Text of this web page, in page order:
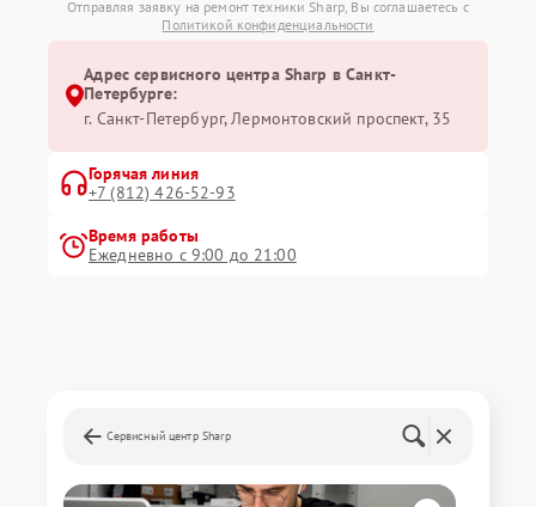
Отправляя заявку на ремонт техники Sharp, Вы соглашаетесь с
Политикой конфиденциальности
Адрес сервисного центра Sharp в Санкт-
Петербурге:
г. Санкт-Петербург, Лермонтовский проспект, 35
Горячая линия
+7 (812) 426-52-93
Время работы
Ежедневно с 9:00 до 21:00
Сервисный центр Sharp